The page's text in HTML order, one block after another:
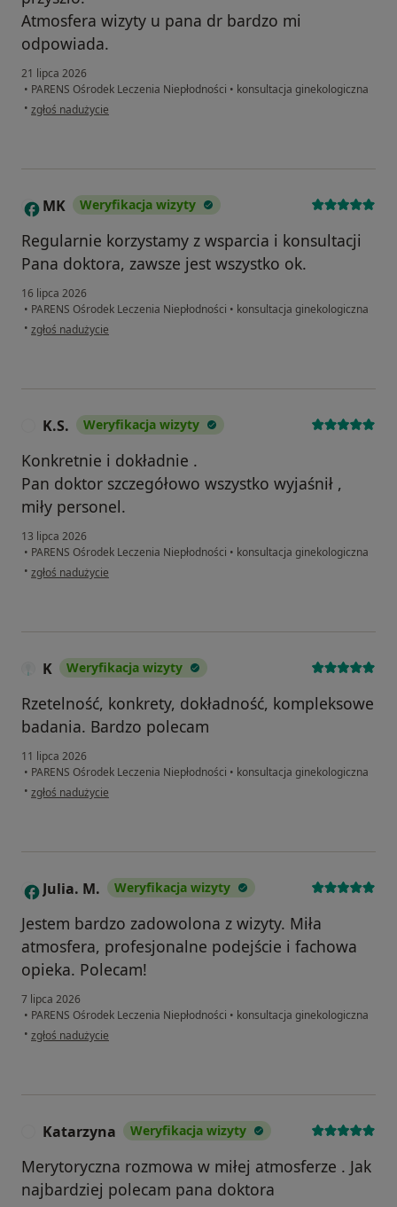
Atmosfera wizyty u pana dr bardzo mi
odpowiada.
21 lipca 2026
• PARENS Ośrodek Leczenia Niepłodności • konsultacja ginekologiczna
• w opinii użytkownika AM
zgłoś nadużycie
M MK Weryfikacja wizyty
Regularnie korzystamy z wsparcia i konsultacji
Pana doktora, zawsze jest wszystko ok.
16 lipca 2026
• PARENS Ośrodek Leczenia Niepłodności • konsultacja ginekologiczna
• w opinii użytkownika MK
zgłoś nadużycie
K.S. Weryfikacja wizyty
Konkretnie i dokładnie .
Pan doktor szczegółowo wszystko wyjaśnił ,
miły personel.
13 lipca 2026
• PARENS Ośrodek Leczenia Niepłodności • konsultacja ginekologiczna
• w opinii użytkownika K.S.
zgłoś nadużycie
K Weryfikacja wizyty
Rzetelność, konkrety, dokładność, kompleksowe
badania. Bardzo polecam
11 lipca 2026
• PARENS Ośrodek Leczenia Niepłodności • konsultacja ginekologiczna
• w opinii użytkownika K
zgłoś nadużycie
J Julia. M. Weryfikacja wizyty
Jestem bardzo zadowolona z wizyty. Miła
atmosfera, profesjonalne podejście i fachowa
opieka. Polecam!
7 lipca 2026
• PARENS Ośrodek Leczenia Niepłodności • konsultacja ginekologiczna
• w opinii użytkownika Julia. M.
zgłoś nadużycie
Katarzyna Weryfikacja wizyty
Merytoryczna rozmowa w miłej atmosferze . Jak
najbardziej polecam pana doktora